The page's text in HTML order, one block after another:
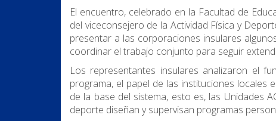
El encuentro, celebrado en la Facultad de
del viceconsejero de la Actividad Física y
presentar a las corporaciones insulares
coordinar el trabajo conjunto para seguir
Los representantes insulares analizaron el
programa, el papel de las instituciones locales
de la base del sistema, esto es, las Unidades
deporte diseñan y supervisan programas